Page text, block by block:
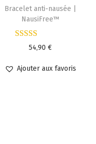
Bracelet anti-nausée |
NausiFree™
54,90 €
Ajouter aux favoris